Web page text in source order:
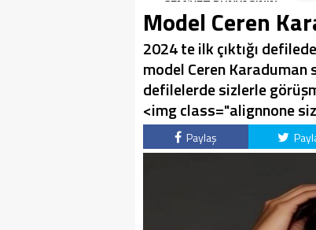
CEMİYET DÜNYASININ
ÜNLÜ İSİMLERİYLE
KUTLADI!
Model Ceren
2024 te ilk çıktığı
model Ceren
defilelerde sizlerle
<img class="alignnone
Paylaş